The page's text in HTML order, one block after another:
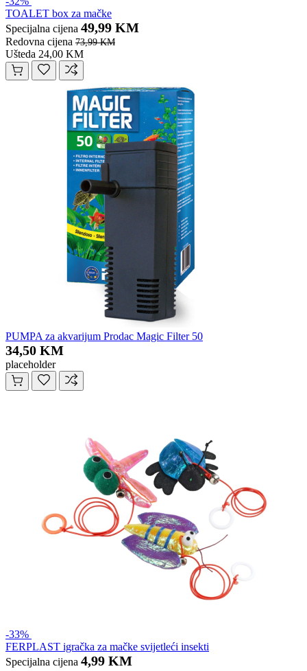
TOALET box za mačke
Specijalna cijena 49,99 KM
Redovna cijena 73,99 KM
Ušteda 24,00 KM
PUMPA za akvarijum Prodac Magic Filter 50
34,50 KM
placeholder
-33%
FERPLAST igračka za mačke svijetleći insekti
Specijalna cijena 4,99 KM